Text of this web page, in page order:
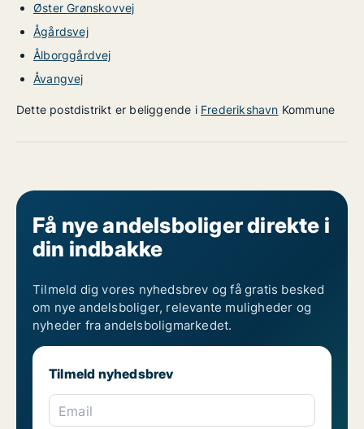
Øster Grønskovvej
Ågårdsvej
Ålborggårdvej
Åvangvej
Dette postdistrikt er beliggende i Frederikshavn Kommune
Få nye andelsboliger direkte i
din indbakke
Tilmeld dig vores nyhedsbrev og få gratis besked
om nye andelsboliger, relevante muligheder og
nyheder fra andelsboligmarkedet.
Tilmeld nyhedsbrev
Email